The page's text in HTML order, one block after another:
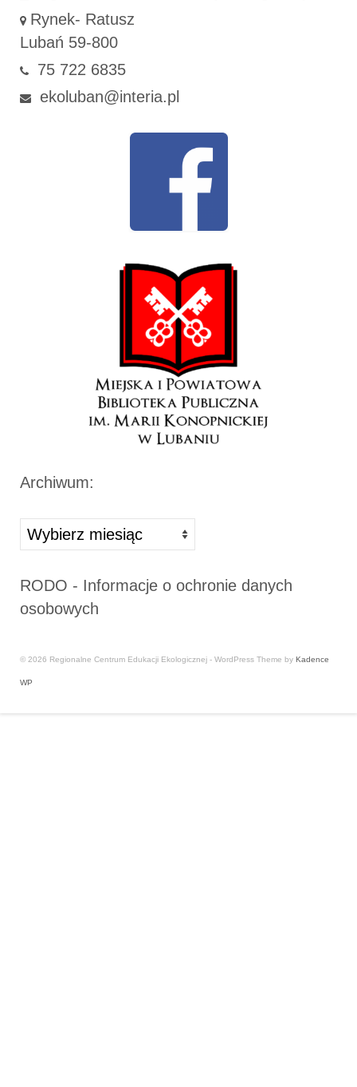
Rynek- Ratusz
Lubań 59-800
75 722 6835
ekoluban@interia.pl
Archiwum:
Archiwa
RODO - Informacje o ochronie danych
osobowych
© 2026 Regionalne Centrum Edukacji Ekologicznej - WordPress Theme by Kadence
WP